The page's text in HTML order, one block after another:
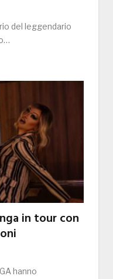
del leggendario
in tour con
hanno